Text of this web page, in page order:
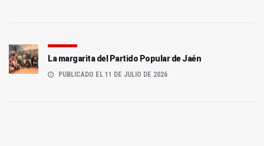
La margarita del Partido Popular de Jaén
PUBLICADO EL 11 DE JULIO DE 2026